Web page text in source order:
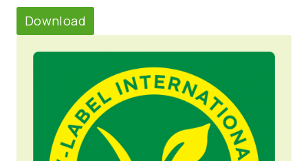
Download